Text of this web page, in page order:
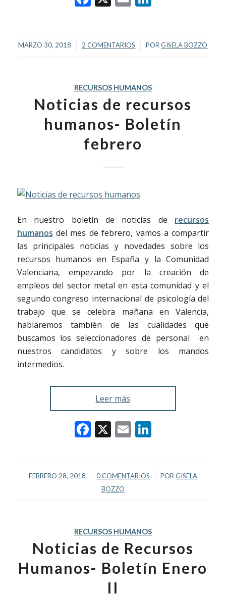
MARZO 30, 2018
/ 2 COMENTARIOS
/ PORGISELA BOZZO
RECURSOS HUMANOS
Noticias de recursos
humanos- Boletín
febrero
En nuestro boletín de noticias de recursos
humanos del mes de febrero, vamos a compartir
las principales noticias y novedades sobre los
recursos humanos en España y la Comunidad
Valenciana, empezando por la creación de
empleos del sector metal en esta comunidad y el
segundo congreso internacional de psicología del
trabajo que se celebra mañana en Valencia,
hablaremos también de las cualidades que
buscamos los seleccionadores de personal en
nuestros candidatos y sobre los mandos
intermedios.
Leer más
Facebook
X EmailLinkedIn
FEBRERO 28, 2018
/ 0 COMENTARIOS
/ POR GISELA
BOZZO
RECURSOS HUMANOS
Noticias de Recursos
Humanos- Boletín Enero
II